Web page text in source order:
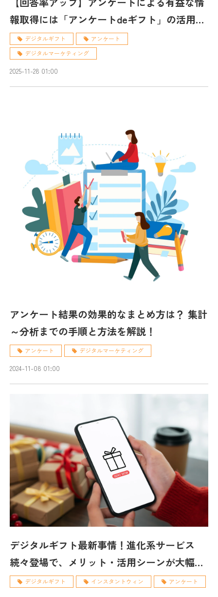
報取得には「アンケートdeギフト」の活用が
おすすめ！
デジタルギフト
アンケート
デジタルマーケティング
2025-11-28 01:00
アンケート結果の効果的なまとめ方は？ 集計
～分析までの手順と方法を解説！
アンケート デジタルマーケティング
2024-11-08 01:00
デジタルギフト最新事情！進化系サービス
続々登場で、メリット・活用シーンが大幅ア
ップ！デジタルギフト インスタントウィン アンケート